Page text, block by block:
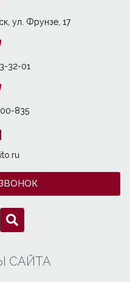
ул. Фрунзе, 17
32-01
835
САЙТА